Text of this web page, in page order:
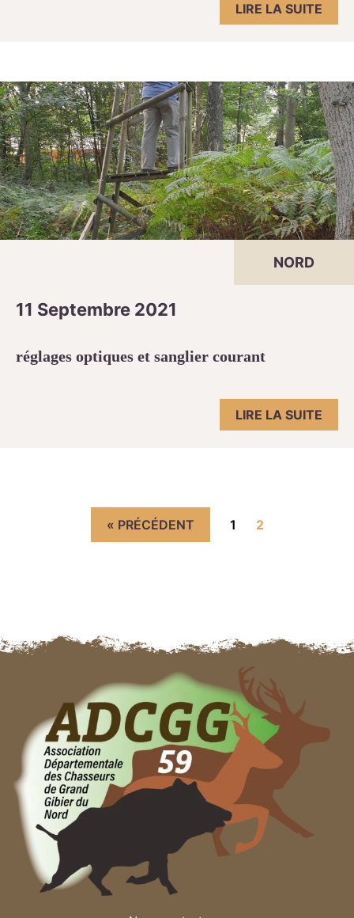
LIRE LA SUITE
NORD
11 Septembre 2021
réglages optiques et sanglier courant
LIRE LA SUITE
Navigation des articles
« PRÉCÉDENT 1 2